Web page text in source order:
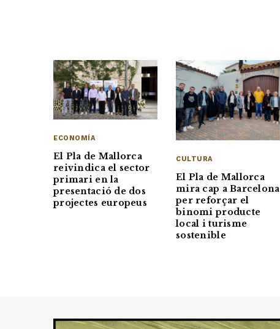
ECONOMÍA
El Pla de Mallorca
reivindica el sector
primari en la
presentació de dos
projectes europeus
CULTURA
El Pla de Mallorca
mira cap a Barcelona
per reforçar el
binomi producte
local i turisme
sostenible